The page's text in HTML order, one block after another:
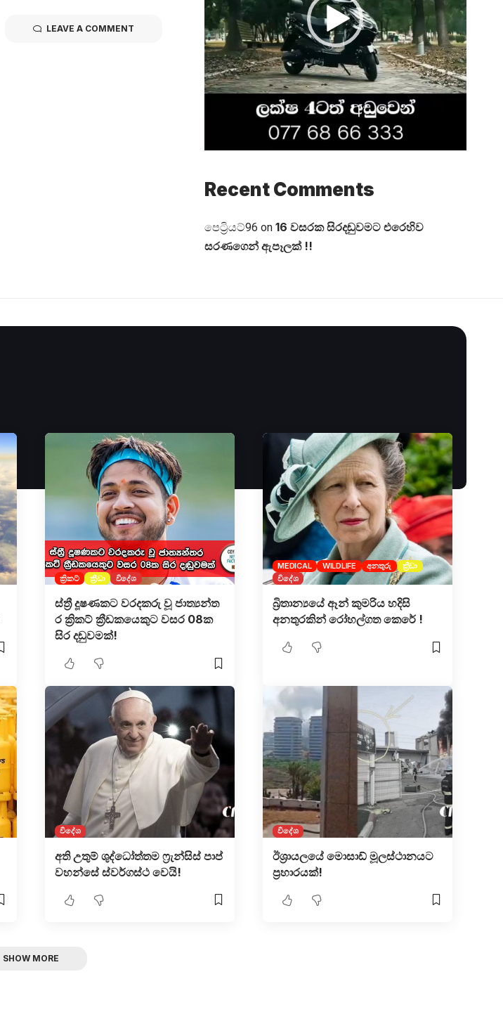
LEAVE A COMMENT
Recent Comments
පෙට්‍රියට්96 on 16 වසරක සිරදඬුවමට එරෙහිව
සරණගෙන් ඇපෑලක් !!
ක්‍රිකට් ක්‍රීඩා විදේශ
ස්ත්‍රී දූෂණකට වරදකරු වූ ජාත්‍යන්ත​
ර ක්‍රිකට් ක්‍රීඩකයෙකුට වසර 08ක
සිර දඬුවමක්!
MEDICAL WILDLIFE අනතුරු
ක්‍රීඩා
විදේශ
බ්‍රිතාන්‍යයේ ඈන් කුමරිය හදිසි
අනතුරකින් රෝහල්ගත කෙරේ !
විදේශ
අති උතුම් ශුද්ධෝත්තම ෆ්‍රැන්සිස් පාප්
වහන්සේ ස්වර්ගස්ථ වෙයි!
විදේශ
ඊශ්‍රායලයේ මොසාඩ් මූලස්ථානයට
ප්‍රහාරයක්!
SHOW MORE